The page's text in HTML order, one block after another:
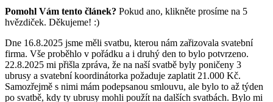
Pomohl Vám tento článek? Pokud ano, klikněte prosíme na 5
hvězdiček. Děkujeme! :)
Dne 16.8.2025 jsme měli svatbu, kterou nám zařizovala svatební
firma. Vše proběhlo v pořádku a i druhý den to bylo potvrzeno.
22.8.2025 mi přišla zpráva, že na naší svatbě byly poničeny 3
ubrusy a svatební koordinátorka požaduje zaplatit 21.000 Kč.
Samozřejmě s nimi mám podepsanou smlouvu, ale bylo to až týden
po svatbě, kdy ty ubrusy mohli použít na dalších svatbách. Bylo mi